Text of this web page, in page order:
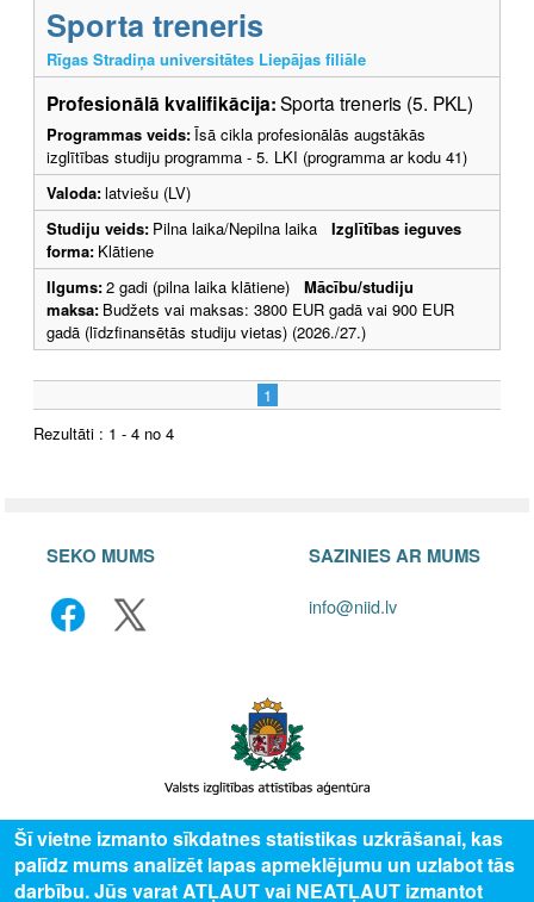
Sporta treneris
Rīgas Stradiņa universitātes Liepājas filiāle
Profesionālā kvalifikācija:Sporta treneris (5. PKL)
Programmas veids:Īsā cikla profesionālās augstākās
izglītības studiju programma - 5. LKI (programma ar kodu 41)
Valoda:latviešu (LV)
Studiju veids: Pilna laika/Nepilna laika Izglītības ieguves
forma: Klātiene
Ilgums:2 gadi (pilna laika klātiene) Mācību/studiju
maksa: Budžets vai maksas: 3800 EUR gadā vai 900 EUR
gadā (līdzfinansētās studiju vietas) (2026./27.)
1
Rezultāti : 1 - 4 no 4
SEKO MUMS SAZINIES AR MUMS
info@niid.lv
© 2025 Valsts izglītības attīstības aģentūra, publicētā satura visas tiesības
aizsargātas.
Šī vietne izmanto sīkdatnes statistikas uzkrāšanai, kas
palīdz mums analizēt lapas apmeklējumu un uzlabot tās
darbību. Jūs varat ATĻAUT vai NEATĻAUT izmantot